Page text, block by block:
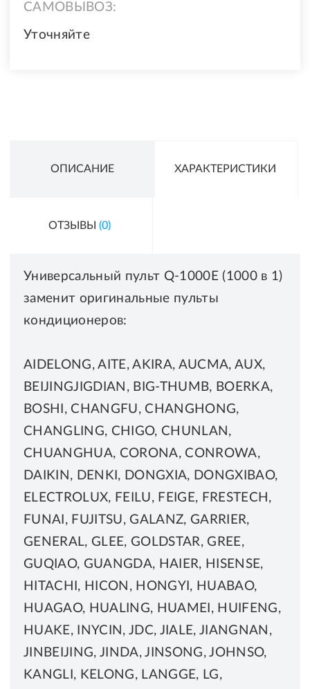
САМОВЫВОЗ:
Уточняйте
ОПИСАНИЕ ХАРАКТЕРИСТИКИ
ОТЗЫВЫ (0)
Универсальный пульт Q-1000E (1000 в 1)
заменит оригинальные пульты
кондиционеров:
AIDELONG, AITE, AKIRA, AUCMA, AUX,
BEIJINGJIGDIAN, BIG-THUMB, BOERKA,
BOSHI, CHANGFU, CHANGHONG,
CHANGLING, CHIGO, CHUNLAN,
CHUANGHUA, CORONA, CONROWA,
DAIKIN, DENKI, DONGXIA, DONGXIBAO,
ELECTROLUX, FEILU, FEIGE, FRESTECH,
FUNAI, FUJITSU, GALANZ, GARRIER,
GENERAL, GLEE, GOLDSTAR, GREE,
GUQIAO, GUANGDA, HAIER, HISENSE,
HITACHI, HICON, HONGYI, HUABAO,
HUAGAO, HUALING, HUAMEI, HUIFENG,
HUAKE, INYCIN, JDC, JIALE, JIANGNAN,
JINBEIJING, JINDA, JINSONG, JOHNSO,
KANGLI, KELONG, LANGGE, LG,